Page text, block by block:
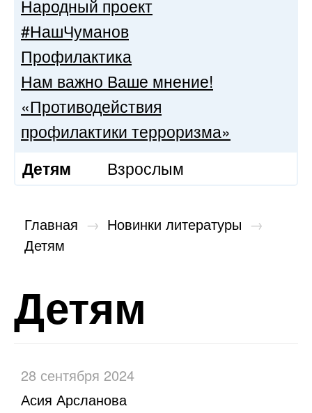
Народный проект
#НашЧуманов
Профилактика
Нам важно Ваше мнение!
«Противодействия
профилактики терроризма»
Детям
Взрослым
Главная → Новинки литературы →
Детям
Детям
28 сентября 2024
Асия Арсланова